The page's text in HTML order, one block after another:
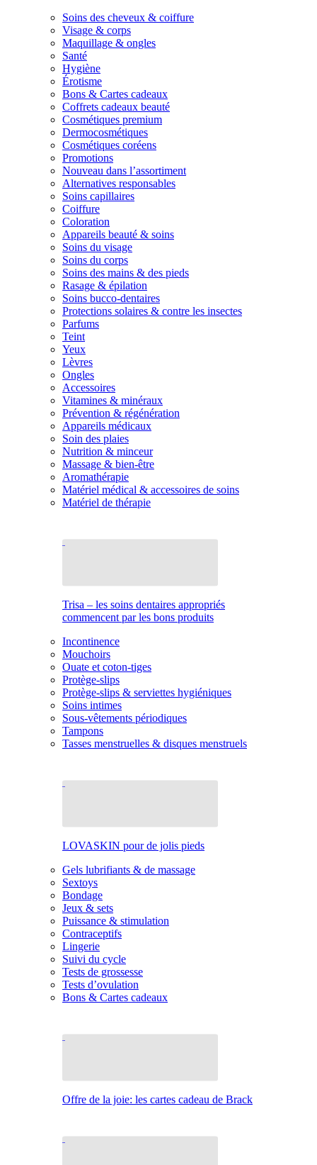
Soins des cheveux & coiffure
Visage & corps
Maquillage & ongles
Santé
Hygiène
Érotisme
Bons & Cartes cadeaux
Coffrets cadeaux beauté
Cosmétiques premium
Dermocosmétiques
Cosmétiques coréens
Promotions
Nouveau dans l’assortiment
Alternatives responsables
Soins capillaires
Coiffure
Coloration
Appareils beauté & soins
Soins du visage
Soins du corps
Soins des mains & des pieds
Rasage & épilation
Soins bucco-dentaires
Protections solaires & contre les insectes
Parfums
Teint
Yeux
Lèvres
Ongles
Accessoires
Vitamines & minéraux
Prévention & régénération
Appareils médicaux
Soin des plaies
Nutrition & minceur
Massage & bien-être
Aromathérapie
Matériel médical & accessoires de soins
Matériel de thérapie
Trisa – les soins dentaires appropriés
commencent par les bons produits
Incontinence
Mouchoirs
Ouate et coton-tiges
Protège-slips
Protège-slips & serviettes hygiéniques
Soins intimes
Sous-vêtements périodiques
Tampons
Tasses menstruelles & disques menstruels
LOVASKIN pour de jolis pieds
Gels lubrifiants & de massage
Sextoys
Bondage
Jeux & sets
Puissance & stimulation
Contraceptifs
Lingerie
Suivi du cycle
Tests de grossesse
Tests d’ovulation
Bons & Cartes cadeaux
Offre de la joie: les cartes cadeau de Brack